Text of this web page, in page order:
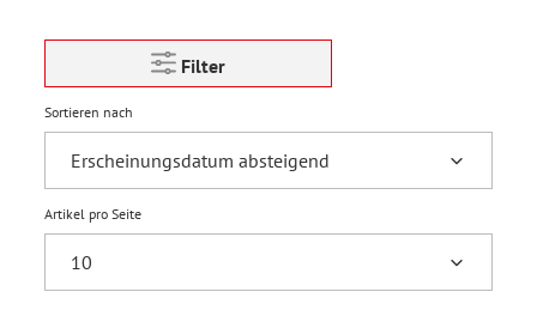
Filter
Sortieren nach
Artikel pro Seite